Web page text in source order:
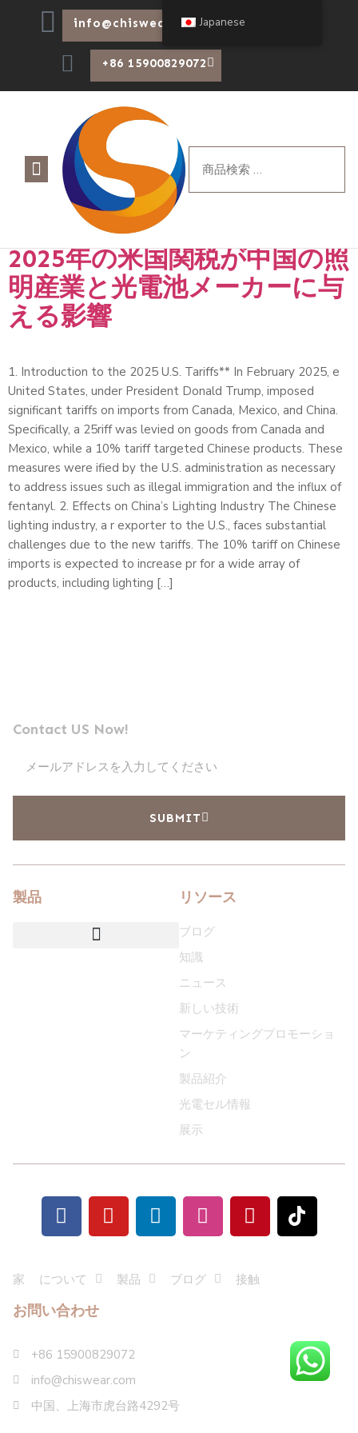
info@chiswear.com
+86 15900829072
タグ:照明業界
2025年の米国関税が中国の照
明産業と光電池メーカーに与
える影響
1. Introduction to the 2025 U.S. Tariffs** In February 2025, e
United States, under President Donald Trump, imposed
significant tariffs on imports from Canada, Mexico, and China.
Specifically, a 25riff was levied on goods from Canada and
Mexico, while a 10% tariff targeted Chinese products. These
measures were ified by the U.S. administration as necessary
to address issues such as illegal immigration and the influx of
fentanyl. 2. Effects on China’s Lighting Industry The Chinese
lighting industry, a r exporter to the U.S., faces substantial
challenges due to the new tariffs. The 10% tariff on Chinese
imports is expected to increase pr for a wide array of
products, including lighting […]
Contact US Now!
SUBMIT
製品 リソース
ブログ
知識
ニュース
新しい技術
マーケティングプロモーショ
ン
製品紹介
光電セル情報
展示
家 について 製品 ブログ 接触
お問い合わせ
+86 15900829072
info@chiswear.com
中国、上海市虎台路4292号
Japanese